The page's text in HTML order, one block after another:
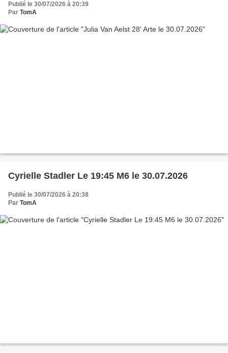
Publié le 30/07/2026 à 20:39
Par TomA
Cyrielle Stadler Le 19:45 M6 le 30.07.2026
Publié le 30/07/2026 à 20:38
Par TomA